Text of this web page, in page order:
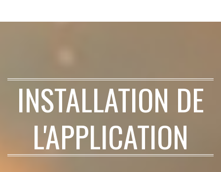
INSTALLATION DE
L'APPLICATION